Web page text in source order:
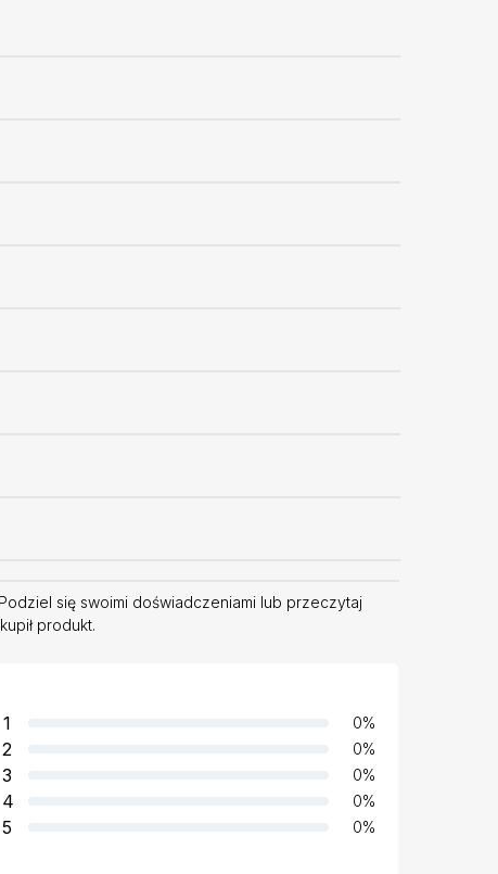
się swoimi doświadczeniami lub przeczytaj
produkt.
1 0%
2 0%
3 0%
4 0%
5 0%